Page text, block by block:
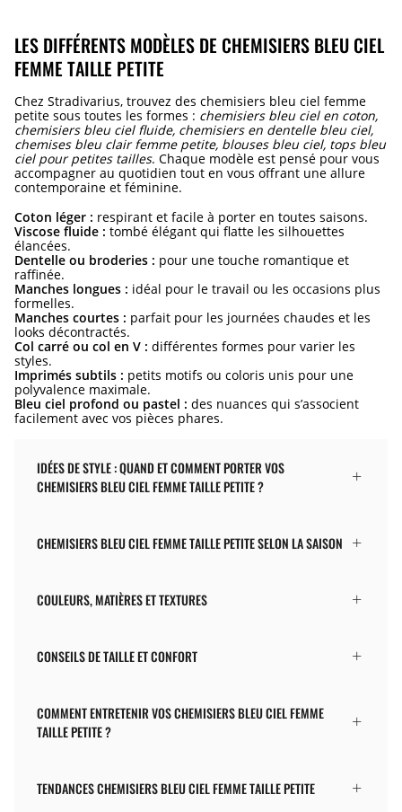
LES DIFFÉRENTS MODÈLES DE CHEMISIERS BLEU CIEL
FEMME TAILLE PETITE
Chez Stradivarius, trouvez des chemisiers bleu ciel femme
petite sous toutes les formes : chemisiers bleu ciel en coton,
chemisiers bleu ciel fluide, chemisiers en dentelle bleu ciel,
chemises bleu clair femme petite, blouses bleu ciel, tops bleu
ciel pour petites tailles. Chaque modèle est pensé pour vous
accompagner au quotidien tout en vous offrant une allure
contemporaine et féminine.
Coton léger : respirant et facile à porter en toutes saisons.
Viscose fluide : tombé élégant qui flatte les silhouettes
élancées.
Dentelle ou broderies : pour une touche romantique et
raffinée.
Manches longues : idéal pour le travail ou les occasions plus
formelles.
Manches courtes : parfait pour les journées chaudes et les
looks décontractés.
Col carré ou col en V : différentes formes pour varier les
styles.
Imprimés subtils : petits motifs ou coloris unis pour une
polyvalence maximale.
Bleu ciel profond ou pastel : des nuances qui s’associent
facilement avec vos pièces phares.
IDÉES DE STYLE : QUAND ET COMMENT PORTER VOS
CHEMISIERS BLEU CIEL FEMME TAILLE PETITE ?
CHEMISIERS BLEU CIEL FEMME TAILLE PETITE SELON LA SAISON
COULEURS, MATIÈRES ET TEXTURES
CONSEILS DE TAILLE ET CONFORT
COMMENT ENTRETENIR VOS CHEMISIERS BLEU CIEL FEMME
TAILLE PETITE ?
TENDANCES CHEMISIERS BLEU CIEL FEMME TAILLE PETITE